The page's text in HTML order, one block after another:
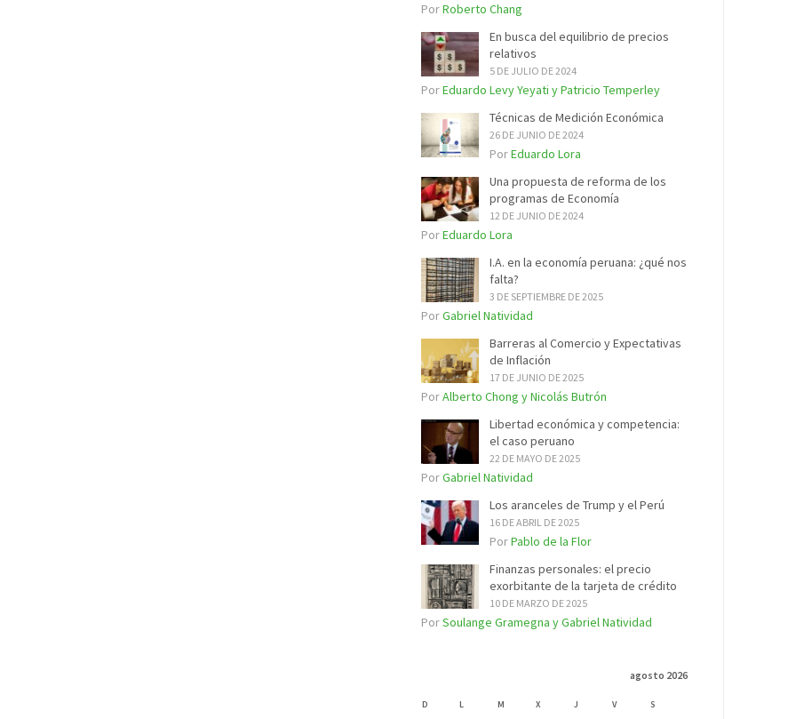
PorRoberto Chang
En busca del equilibrio de precios
relativos
5 DE JULIO DE 2024
PorEduardo Levy Yeyati y Patricio Temperley
Técnicas de Medición Económica
26 DE JUNIO DE 2024
PorEduardo Lora
Una propuesta de reforma de los
programas de Economía
12 DE JUNIO DE 2024
PorEduardo Lora
I.A. en la economía peruana: ¿qué nos
falta?
3 DE SEPTIEMBRE DE 2025
PorGabriel Natividad
Barreras al Comercio y Expectativas
de Inflación
17 DE JUNIO DE 2025
PorAlberto Chong y Nicolás Butrón
Libertad económica y competencia:
el caso peruano
22 DE MAYO DE 2025
PorGabriel Natividad
Los aranceles de Trump y el Perú
16 DE ABRIL DE 2025
PorPablo de la Flor
Finanzas personales: el precio
exorbitante de la tarjeta de crédito
10 DE MARZO DE 2025
PorSoulange Gramegna y Gabriel Natividad
agosto 2026
D L M X J V S